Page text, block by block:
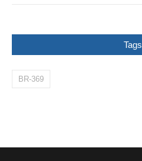
Tags
BR-369